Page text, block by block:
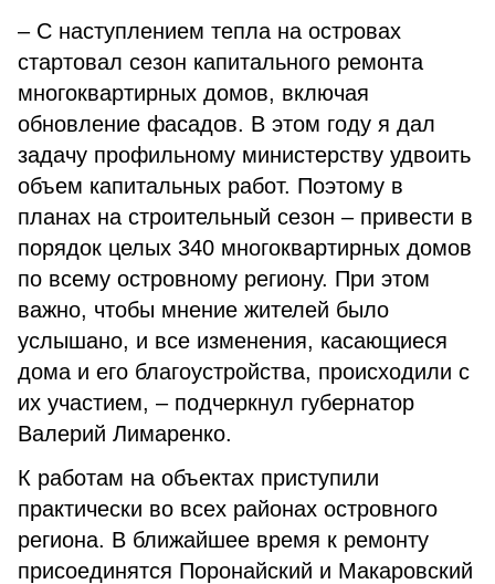
– С наступлением тепла на островах
стартовал сезон капитального ремонта
многоквартирных домов, включая
обновление фасадов. В этом году я дал
задачу профильному министерству удвоить
объем капитальных работ. Поэтому в
планах на строительный сезон – привести в
порядок целых 340 многоквартирных домов
по всему островному региону. При этом
важно, чтобы мнение жителей было
услышано, и все изменения, касающиеся
дома и его благоустройства, происходили с
их участием, – подчеркнул губернатор
Валерий Лимаренко.
К работам на объектах приступили
практически во всех районах островного
региона. В ближайшее время к ремонту
присоединятся Поронайский и Макаровский